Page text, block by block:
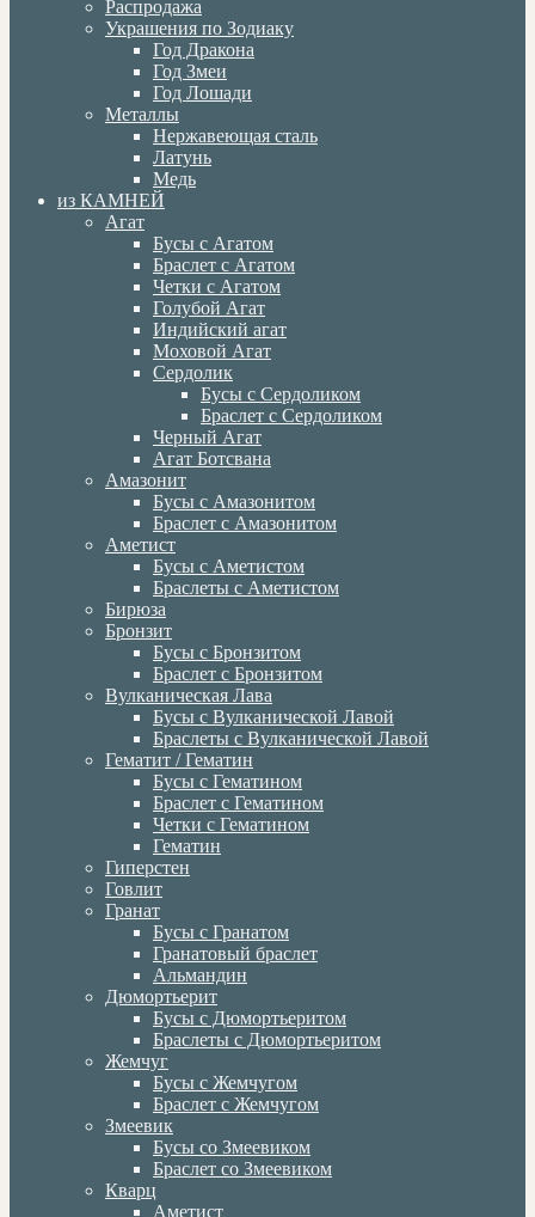
Распродажа
Украшения по Зодиаку
Год Дракона
Год Змеи
Год Лошади
Металлы
Нержавеющая сталь
Латунь
Медь
из КАМНЕЙ
Агат
Бусы с Агатом
Браслет с Агатом
Четки с Агатом
Голубой Агат
Индийский агат
Моховой Агат
Сердолик
Бусы с Сердоликом
Браслет с Сердоликом
Черный Агат
Агат Ботсвана
Амазонит
Бусы с Амазонитом
Браслет с Амазонитом
Аметист
Бусы с Аметистом
Браслеты с Аметистом
Бирюза
Бронзит
Бусы с Бронзитом
Браслет с Бронзитом
Вулканическая Лава
Бусы с Вулканической Лавой
Браслеты с Вулканической Лавой
Гематит / Гематин
Бусы с Гематином
Браслет с Гематином
Четки с Гематином
Гематин
Гиперстен
Говлит
Гранат
Бусы с Гранатом
Гранатовый браслет
Альмандин
Дюмортьерит
Бусы с Дюмортьеритом
Браслеты с Дюмортьеритом
Жемчуг
Бусы с Жемчугом
Браслет с Жемчугом
Змеевик
Бусы со Змеевиком
Браслет со Змеевиком
Кварц
Аметист